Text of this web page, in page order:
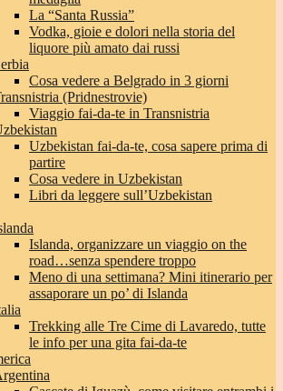
La “Santa Russia”
Vodka, gioie e dolori nella storia del
liquore più amato dai russi
Cosa vedere a Belgrado in 3 giorni
(Pridnestrovie)
Viaggio fai-da-te in Transnistria
Uzbekistan fai-da-te, cosa sapere prima di
partire
Cosa vedere in Uzbekistan
Libri da leggere sull’Uzbekistan
Islanda, organizzare un viaggio on the
road…senza spendere troppo
Meno di una settimana? Mini itinerario per
assaporare un po’ di Islanda
Trekking alle Tre Cime di Lavaredo, tutte
le info per una gita fai-da-te